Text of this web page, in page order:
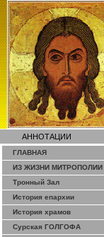
АННОТАЦИИ
ГЛАВНАЯ
ИЗ ЖИЗНИ МИТРОПОЛИИ
Тронный Зал
История епархии
История храмов
Сурская ГОЛГОФА